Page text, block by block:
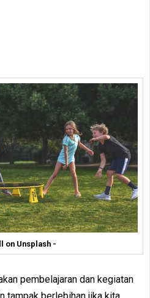
on Unsplash -
pembelajaran dan kegiatan